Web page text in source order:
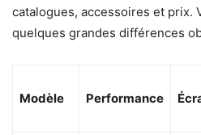
catalogues, accessoires et prix.
quelques grandes différences
Modèle Performance